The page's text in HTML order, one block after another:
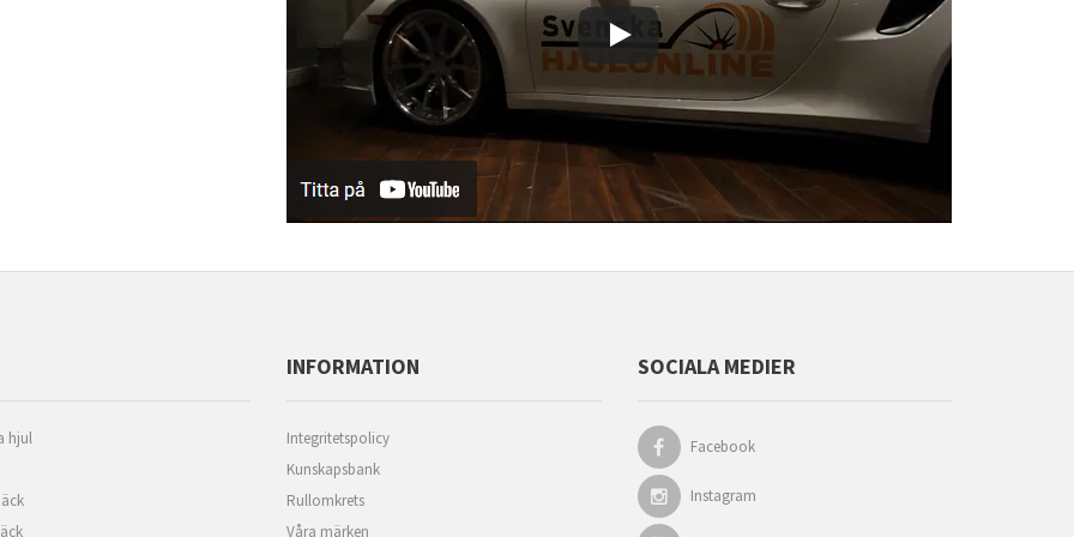
hjul
INFORMATION
Integritetspolicy
Kunskapsbank
Rullomkrets
Våra märken
SOCIALA MEDIER
Facebook
Instagram